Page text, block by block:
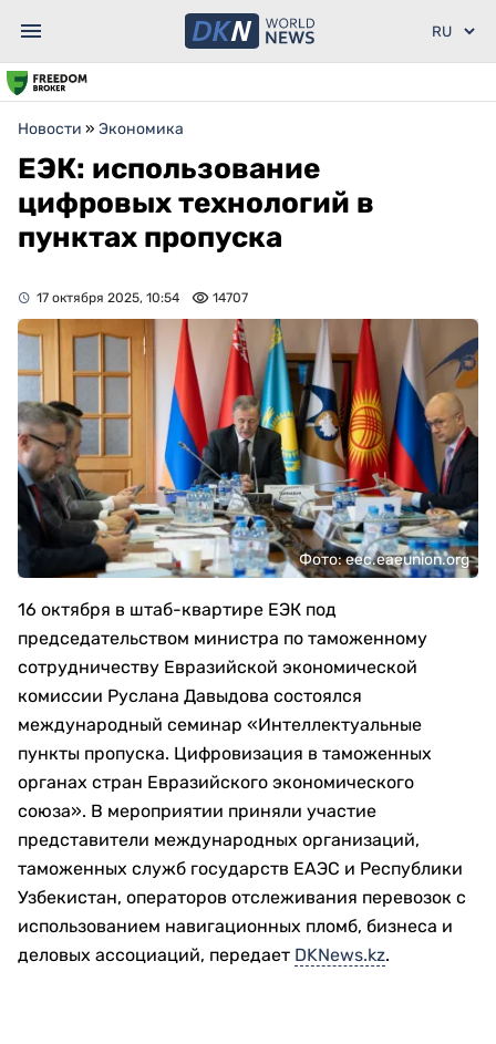
Новости » Экономика
ЕЭК: использование
цифровых технологий в
пунктах пропуска
17 октября 2025, 10:54 14707
Фото: eec.eaeunion.org
16 октября в штаб-квартире ЕЭК под
председательством министра по таможенному
сотрудничеству Евразийской экономической
комиссии Руслана Давыдова состоялся
международный семинар «Интеллектуальные
пункты пропуска. Цифровизация в таможенных
органах стран Евразийского экономического
союза». В мероприятии приняли участие
представители международных организаций,
таможенных служб государств ЕАЭС и Республики
Узбекистан, операторов отслеживания перевозок с
использованием навигационных пломб, бизнеса и
деловых ассоциаций, передает DKNews.kz.